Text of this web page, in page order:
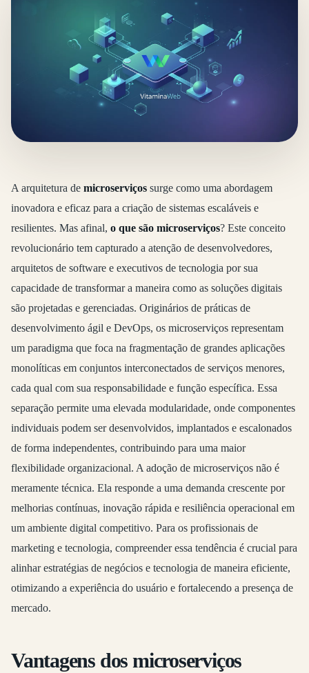
A arquitetura de microserviços surge como uma abordagem
inovadora e eficaz para a criação de sistemas escaláveis e
resilientes. Mas afinal, o que são microserviços? Este conceito
revolucionário tem capturado a atenção de desenvolvedores,
arquitetos de software e executivos de tecnologia por sua
capacidade de transformar a maneira como as soluções digitais
são projetadas e gerenciadas. Originários de práticas de
desenvolvimento ágil e DevOps, os microserviços representam
um paradigma que foca na fragmentação de grandes aplicações
monolíticas em conjuntos interconectados de serviços menores,
cada qual com sua responsabilidade e função específica. Essa
separação permite uma elevada modularidade, onde componentes
individuais podem ser desenvolvidos, implantados e escalonados
de forma independentes, contribuindo para uma maior
flexibilidade organizacional. A adoção de microserviços não é
meramente técnica. Ela responde a uma demanda crescente por
melhorias contínuas, inovação rápida e resiliência operacional em
um ambiente digital competitivo. Para os profissionais de
marketing e tecnologia, compreender essa tendência é crucial para
alinhar estratégias de negócios e tecnologia de maneira eficiente,
otimizando a experiência do usuário e fortalecendo a presença de
mercado.
Vantagens dos microserviços